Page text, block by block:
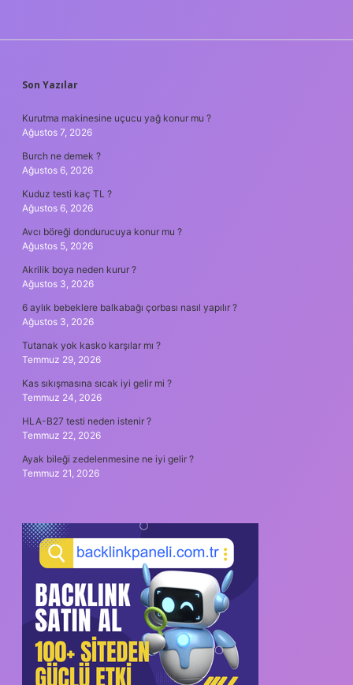
SIDEBAR
Son Yazılar
Kurutma makinesine uçucu yağ konur mu ?
Ağustos 7, 2026
Burch ne demek ?
Ağustos 6, 2026
Kuduz testi kaç TL ?
Ağustos 6, 2026
Avcı böreği dondurucuya konur mu ?
Ağustos 5, 2026
Akrilik boya neden kurur ?
Ağustos 3, 2026
6 aylık bebeklere balkabağı çorbası nasıl yapılır ?
Ağustos 3, 2026
Tutanak yok kasko karşılar mı ?
Temmuz 29, 2026
Kas sıkışmasına sıcak iyi gelir mi ?
Temmuz 24, 2026
HLA-B27 testi neden istenir ?
Temmuz 22, 2026
Ayak bileği zedelenmesine ne iyi gelir ?
Temmuz 21, 2026